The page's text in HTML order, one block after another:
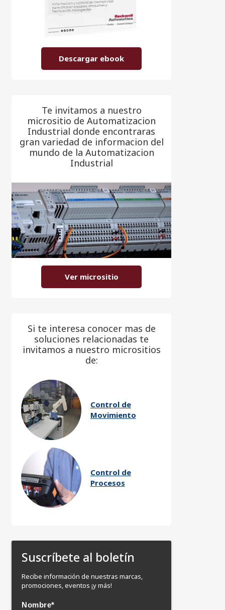
Descargar ebook
Te invitamos a nuestro
micrositio de Automatizacion
Industrial donde encontraras
gran variedad de informacion del
mundo de la Automatizacion
Industrial
Ver micrositio
Si te interesa conocer mas de
soluciones relacionadas te
invitamos a nuestro micrositios
de:
Control de
Movimiento
Control de
Procesos
Suscríbete al boletín
Recibe información de nuestras marcas,
promociones, eventos ¡y más!
Nombre*